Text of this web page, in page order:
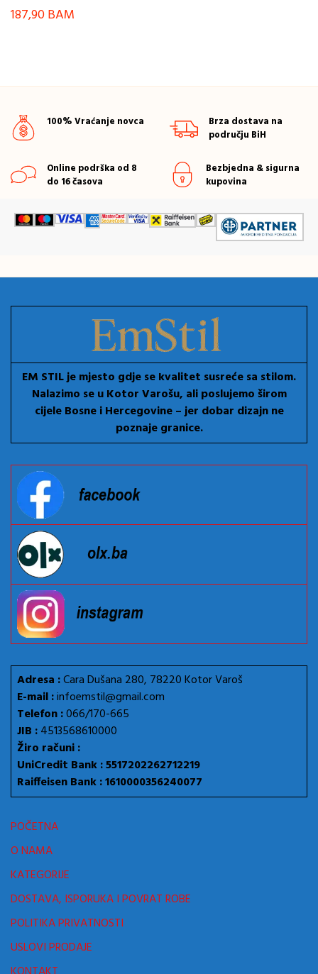
187,90BAM
100% Vraćanje novca
Brza dostava na
području BiH
Online podrška od 8
do 16 časova
Bezbjedna & sigurna
kupovina
EM STIL je mjesto gdje se kvalitet susreće sa stilom.
Nalazimo se u Kotor Varošu, ali poslujemo širom
cijele Bosne i Hercegovine – jer dobar dizajn ne
poznaje granice.
Adresa :Cara Dušana 280, 78220 Kotor Varoš
E-mail :infoemstil@gmail.com
Telefon :066/170-665
JIB :4513568610000
Žiro računi :
UniCredit Bank : 5517202262712219
Raiffeisen Bank : 1610000356240077
POČETNA
O NAMA
KATEGORIJE
DOSTAVA, ISPORUKA I POVRAT ROBE
POLITIKA PRIVATNOSTI
USLOVI PRODAJE